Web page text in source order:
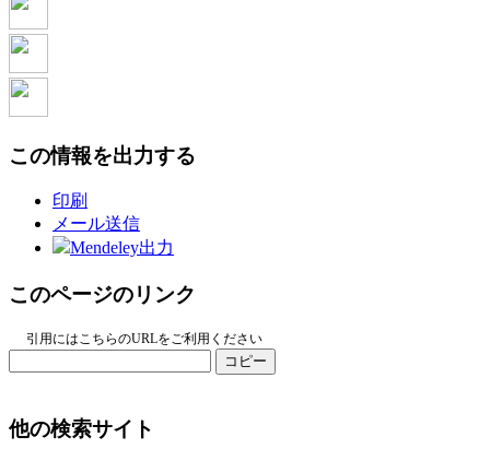
この情報を出力する
印刷
メール送信
Mendeley出力
このページのリンク
引用にはこちらのURLをご利用ください
コピー
他の検索サイト